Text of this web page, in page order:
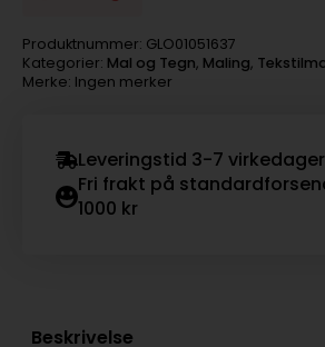
Produktnummer: GLO01051637
Kategorier: Mal og Tegn, Maling,
Merke: Ingen merker
Leveringstid 3-7 virkedager
Fri frakt på
1000 kr
Beskrivelse